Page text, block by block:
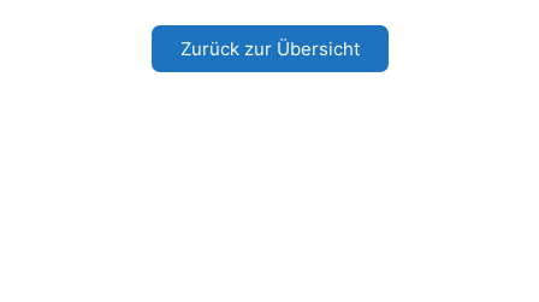
Zurück zur Übersicht